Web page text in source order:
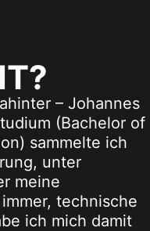
– Johannes
(Bachelor of
sammelte ich
unter
meine
technische
ich mich damit